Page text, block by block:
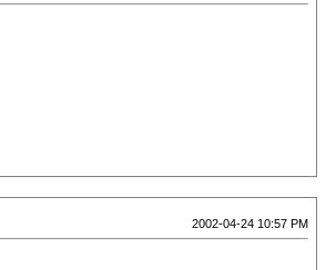
2002-04-24 10:57 PM